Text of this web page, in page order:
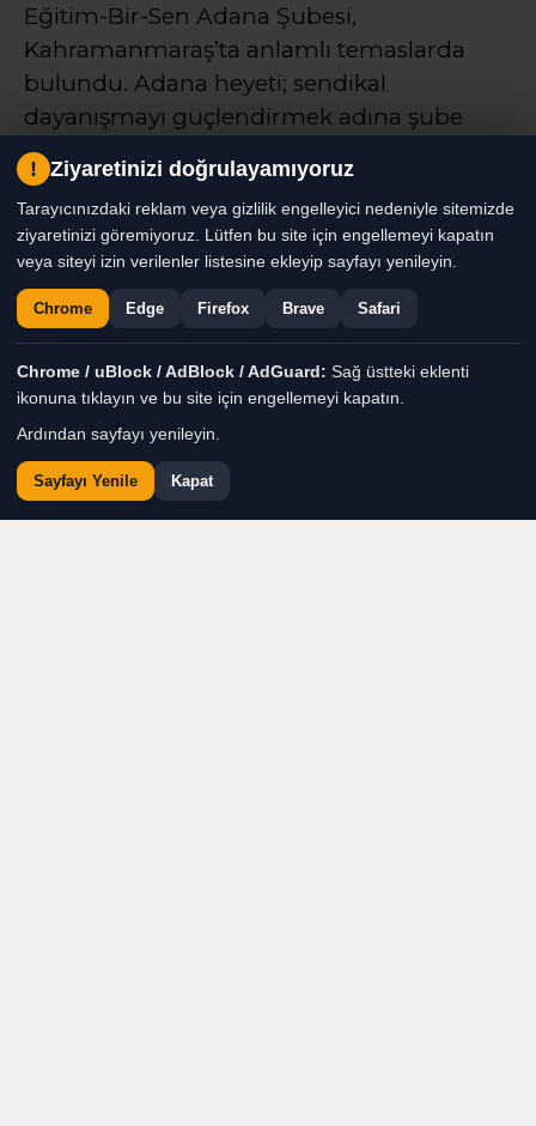
Eğitim-Bir-Sen Adana Şubesi,
Kahramanmaraş’ta anlamlı temaslarda
bulundu. Adana heyeti; sendikal
dayanışmayı güçlendirmek adına şube
ziyaretinde bulundu, geçen yıl yürekleri
yakan okul saldırısında yitirilen 10 canı
dualarla andı ve Adana’nın önceki İl Millî
Eğitim Müdürü olan Kahramanmaraş İl
Milli Eğitim Müdürü Turan Akpınar’ı
makamında ziyaret ederek vefasını
gösterdi._
Remzi Yıldırım
Giriş: 03-08-2026 14:03
Güncelleme: 03-08-2026 14:04
! Ziyaretinizi doğrulayamıyoruz
Tarayıcınızdaki reklam veya gizlilik engelleyici nedeniyle sitemizde
ziyaretinizi göremiyoruz. Lütfen bu site için engellemeyi kapatın
veya siteyi izin verilenler listesine ekleyip sayfayı yenileyin.
Chrome Edge Firefox Brave Safari
Chrome / uBlock / AdBlock / AdGuard: Sağ üstteki eklenti
ikonuna tıklayın ve bu site için engellemeyi kapatın.
Ardından sayfayı yenileyin.
Sayfayı Yenile Kapat